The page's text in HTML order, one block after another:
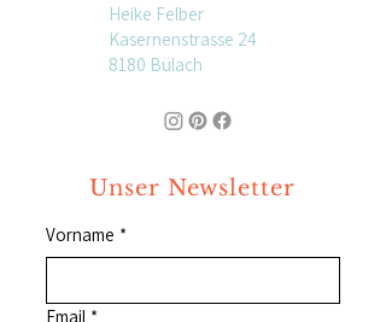
Heike Felber
Kasernenstrasse 24
8180 Bülach
Unser Newsletter
Vorname *
Email *